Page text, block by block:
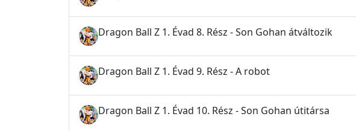
Dragon Ball Z 1. Évad 8. Rész - Son Gohan átváltozik
Dragon Ball Z 1. Évad 9. Rész - A robot
Dragon Ball Z 1. Évad 10. Rész - Son Gohan útitársa